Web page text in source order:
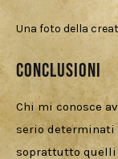
Una foto della
Conclusioni
Chi mi conosce
serio determinati
soprattutto quelli